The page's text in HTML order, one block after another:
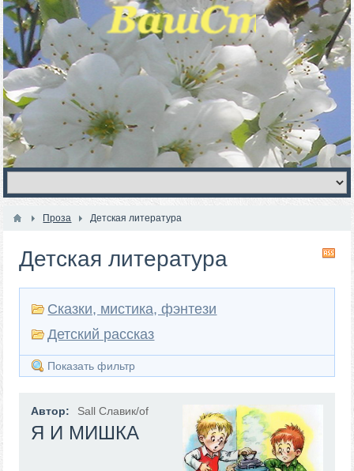
Проза Детская литература
Детская литература
Сказки, мистика, фэнтези
Детский рассказ
Показать фильтр
Автор: Sall Славик/оf
Я И МИШКА